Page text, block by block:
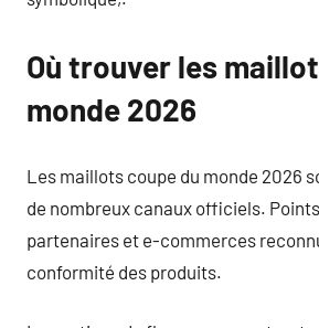
Où trouver les
monde 2026
Les maillots coupe du monde 2026
de nombreux canaux officiels.
partenaires et e-commerces
conformité des produits.